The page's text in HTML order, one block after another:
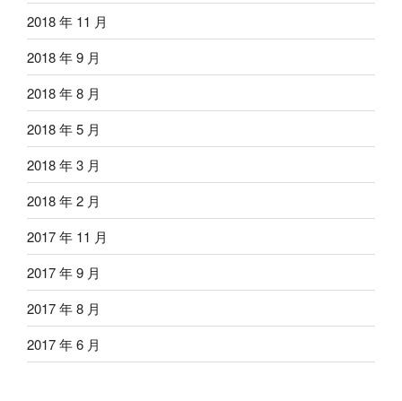
2018 年 11 月
2018 年 9 月
2018 年 8 月
2018 年 5 月
2018 年 3 月
2018 年 2 月
2017 年 11 月
2017 年 9 月
2017 年 8 月
2017 年 6 月